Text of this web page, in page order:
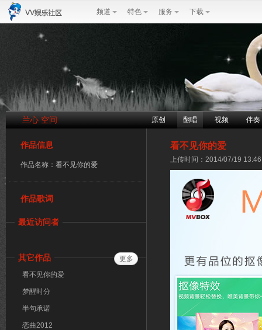
频道 特色 服务 下载
兰心 空间 原创 翻唱 视频 伴奏
作品信息
作品名称：看不见你的爱
作品歌词
最近访问者
其它作品
更多
看不见你的爱
梦醒时分
半句承诺
恋曲2012
看不见你的爱
上传时间：2014/07/19 13:46